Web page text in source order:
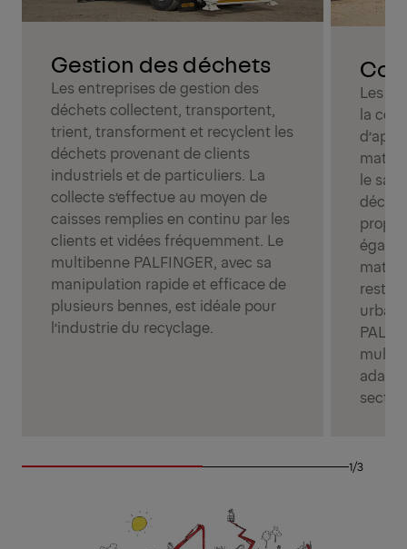
Gestion des déchets
Les entreprises de gestion des
déchets collectent, transportent,
trient, transforment et recyclent les
déchets provenant de clients
industriels et de particuliers. La
collecte s’effectue au moyen de
caisses remplies en continu par les
clients et vidées fréquemment. Le
multibenne PALFINGER, avec sa
manipulation rapide et efficace de
plusieurs bennes, est idéale pour
l’industrie du recyclage.
Les
la
le
1/3